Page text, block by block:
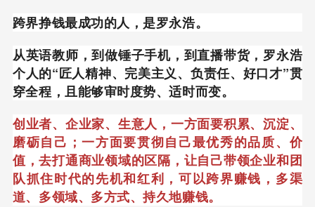
跨界挣钱最成功的人，是罗永浩。
从英语教师，到做锤子手机，到直播带货，罗永浩
个人的“匠人精神、完美主义、负责任、好口才”贯
穿全程，且能够审时度势、适时而变。
创业者、企业家、生意人，一方面要积累、沉淀、
磨砺自己；一方面要贯彻自己最优秀的品质、价
值，去打通商业领域的区隔，让自己带领企业和团
队抓住时代的先机和红利，可以跨界赚钱，多渠
道、多领域、多方式、持久地赚钱。